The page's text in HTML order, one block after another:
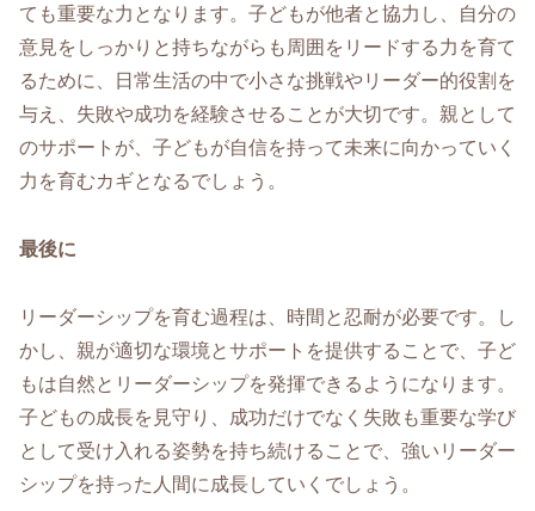
ても重要な力となります。子どもが他者と協力し、自分の
意見をしっかりと持ちながらも周囲をリードする力を育て
るために、日常生活の中で小さな挑戦やリーダー的役割を
与え、失敗や成功を経験させることが大切です。親として
のサポートが、子どもが自信を持って未来に向かっていく
力を育むカギとなるでしょう。
最後に
リーダーシップを育む過程は、時間と忍耐が必要です。し
かし、親が適切な環境とサポートを提供することで、子ど
もは自然とリーダーシップを発揮できるようになります。
子どもの成長を見守り、成功だけでなく失敗も重要な学び
として受け入れる姿勢を持ち続けることで、強いリーダー
シップを持った人間に成長していくでしょう。